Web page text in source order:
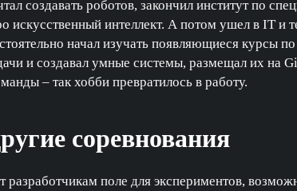
создавать роботов, закончил институт по
искусственный интеллект. А потом ушел в IT и
начал изучать появляющиеся курсы
и создавал умные системы, размещал их на
– так хобби превратилось в работу.
соревнования
разработчикам поле для экспериментов,